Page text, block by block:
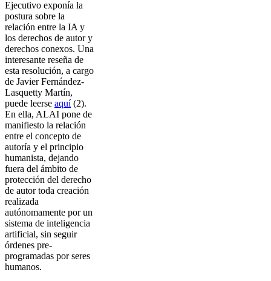
Ejecutivo exponía la
postura sobre la
relación entre la IA y
los derechos de autor y
derechos conexos. Una
interesante reseña de
esta resolución, a cargo
de Javier Fernández-
Lasquetty Martín,
puede leerse aquí(2).
En ella, ALAI pone de
manifiesto la relación
entre el concepto de
autoría y el principio
humanista, dejando
fuera del ámbito de
protección del derecho
de autor toda creación
realizada
autónomamente por un
sistema de inteligencia
artificial, sin seguir
órdenes pre-
programadas por seres
humanos.